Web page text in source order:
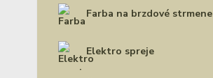
Farba na brzdové strmene
Elektro spreje